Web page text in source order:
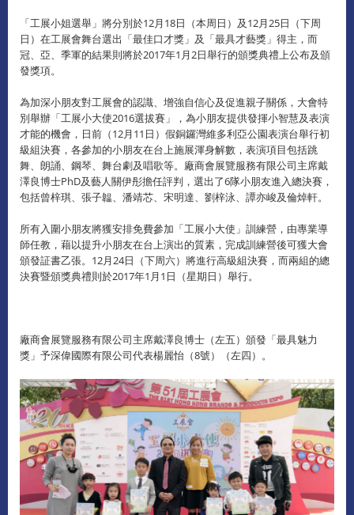
「工展小姐選舉」將分別於12月18日（本周日）及12月25日（下周
日）在工展會舞台選出「最佳口才獎」及「最具才藝獎」得主，而
冠、亞、季軍的結果則將於2017年1月2日舉行的頒獎典禮上公布及頒
發獎項。
為加深小朋友對工展會的認識、增強自信心及促進親子關係，大會特
別舉辦「工展小大使2016選拔賽」，為小朋友提供發揮小智慧及表演
才能的機會，日前（12月11日）假銅鑼灣維多利亞公園表演台舉行初
級組決賽，各參加的小朋友在台上施展渾身解數，表演項目包括跳
舞、朗誦、鋼琴、舞台劇及唱歌等。廠商會展覽服務有限公司主席戴
澤良博士PhD及藝人關伊彤擔任評判，選出了6隊小朋友進入總決賽，
包括曾梓琪、張子韞、潘靖芯、宋明達、劉梓泳、譚亦峻及倫焯軒。
所有入圍小朋友將獲安排免費參加「工展小大使」訓練營，由專業導
師任教，藉以提升小朋友在台上演出的質素，完成訓練營後可獲大會
頒發証書乙張。12月24日（下周六）將進行高級組決賽，而兩組的總
決賽暨頒獎典禮則於2017年1月1日（星期日）舉行。
廠商會展覽服務有限公司主席戴澤良博士（左五）頒發「最具魅力
獎」予深偉國際有限公司代表楊麗怡（8號）（左四）。